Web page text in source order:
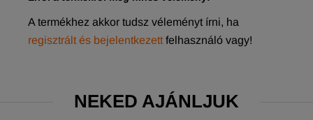
A termékhez akkor tudsz véleményt írni, ha
regisztrált és bejelentkezett felhasználó vagy!
NEKED AJÁNLJUK